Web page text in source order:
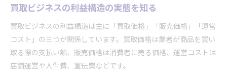
買取ビジネスの利益構造の実態を知る
買取ビジネスの利益構造は主に「買取価格」「販売価格」「運営
コスト」の三つが関係しています。買取価格は業者が商品を買い
取る際の支払い額、販売価格は消費者に売る価格、運営コストは
店舗運営や人件費、宣伝費などです。